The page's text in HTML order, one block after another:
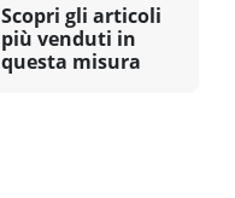
Scopri gli articoli
più venduti in
questa misura